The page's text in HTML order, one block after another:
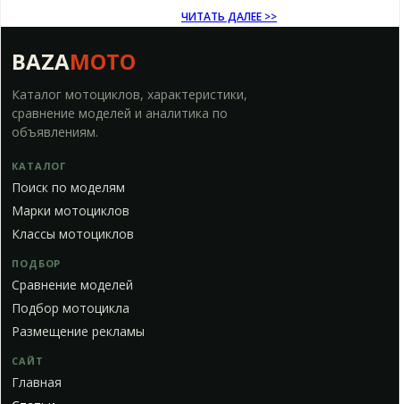
ЧИТАТЬ ДАЛЕЕ >>
BAZAMOTO
Каталог мотоциклов, характеристики,
сравнение моделей и аналитика по
объявлениям.
КАТАЛОГ
Поиск по моделям
Марки мотоциклов
Классы мотоциклов
ПОДБОР
Сравнение моделей
Подбор мотоцикла
Размещение рекламы
САЙТ
Главная